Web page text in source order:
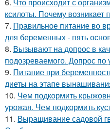
ксилоты. Почему возникает
7. Правильное питание во
для беременных - пять
8. Вызывают на допрос в
подозреваемого. Допрос по
9. Питание при
диеты на этапе
10. Чем подкормить
урожая. Чем подкормить
11. Выращивание садовой